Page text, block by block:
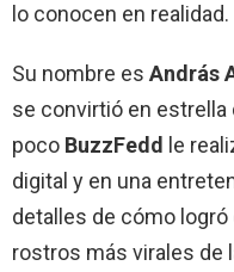
lo conocen en realidad.
Su nombre es András
se convirtió en
poco BuzzFedd le
digital y en una
detalles de cómo
rostros más virales de